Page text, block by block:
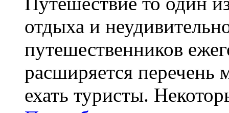
отдыха и
путешественников
расширяется перечень
ехать туристы.